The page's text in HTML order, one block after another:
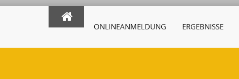
ONLINEANMELDUNG ERGEBNISSE